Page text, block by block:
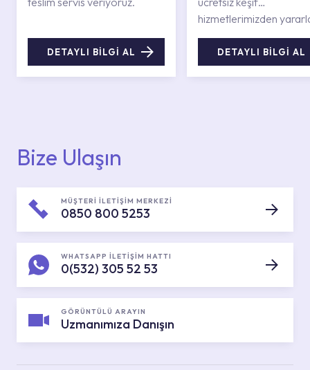
DETAYLI BİLGİ AL
hizmetlerimizden
DETAYLI BİLGİ AL
Bize Ulaşın
MÜŞTERİ İLETİŞİM MERKEZİ
0850 800 5253
WHATSAPP İLETİŞİM HATTI
0(532) 305 52 53
GÖRÜNTÜLÜ ARAYIN
Uzmanımıza Danışın